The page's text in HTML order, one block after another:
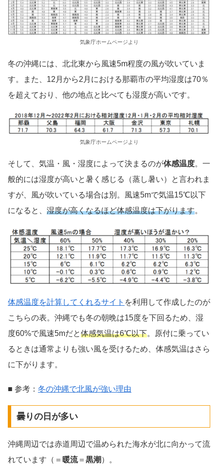
気象庁ホームページより
冬の沖縄には、北北東から風速5m程度の風が吹いていま
す。また、12月から2月における那覇市の平均湿度は70％
を超えており、他の地点と比べても湿度が高いです。
気象庁ホームページより
そして、気温・風・湿度によって決まるのが体感温度。一
般的には湿度が高いと暑く感じる（蒸し暑い）と言われま
すが、風が吹いている場合は別。風速5mで気温15℃以下
になると、 湿度が高くなるほど体感温度は下がります。
体感温度を計算してくれるサイト を利用して作成したのが
こちらの表。沖縄でも冬の朝晩は15度を下回るため、湿
度60%で風速5mだと体感気温は6℃以下。原付に乗ってい
るときは通常よりも強い風を受けるため、体感気温はさら
に下がります。
■ 参考： 冬の沖縄で北風が強い理由
曇りの日が多い
沖縄周辺では赤道周辺で温められた海水が北に向かって流
れています（＝ 暖流＝ 黒潮 ）。